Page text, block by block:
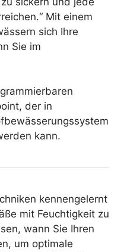
Mit einem
sich Ihre
Sie im
der in
kann.
kennengelernt
mit Feuchtigkeit zu
wann Sie Ihren
um optimale